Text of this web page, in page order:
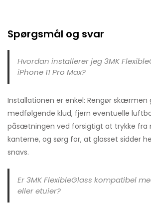
Spørgsmål og svar
Hvordan installerer jeg 3MK
iPhone 11 Pro Max?
Installationen er enkel: Rengør
medfølgende klud, fjern eventuelle
påsætningen ved forsigtigt at trykke fra
kanterne, og sørg for, at glasset sidder
snavs.
Er 3MK FlexibleGlass kompatibel
eller etuier?